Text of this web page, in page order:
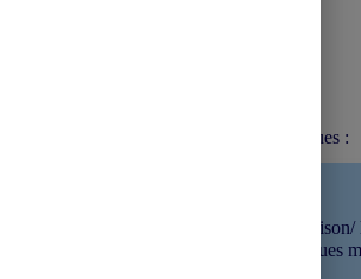
Compétences spécifiques :
senter la
Nommer quelques